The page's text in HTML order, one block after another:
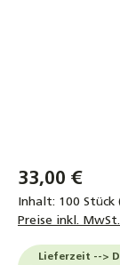
33,00 €
Inhalt: 100 Stück
Preise inkl.
Lieferzeit -->